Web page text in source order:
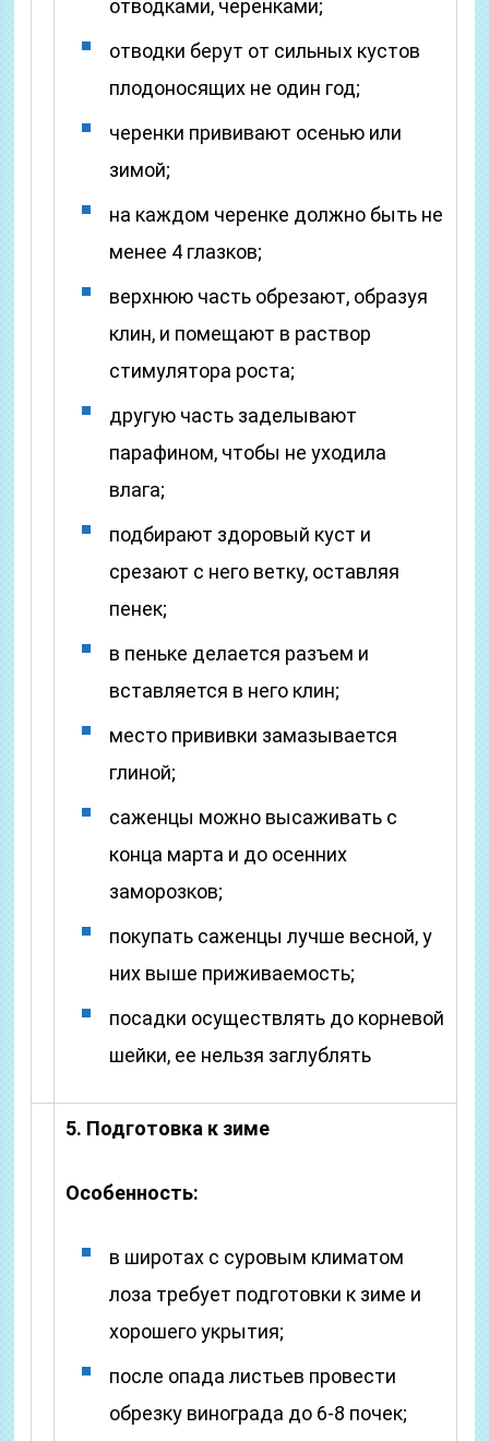
отводками, черенками;
отводки берут от сильных кустов
плодоносящих не один год;
черенки прививают осенью или
зимой;
на каждом черенке должно быть не
менее 4 глазков;
верхнюю часть обрезают, образуя
клин, и помещают в раствор
стимулятора роста;
другую часть заделывают
парафином, чтобы не уходила
влага;
подбирают здоровый куст и
срезают с него ветку, оставляя
пенек;
в пеньке делается разъем и
вставляется в него клин;
место прививки замазывается
глиной;
саженцы можно высаживать с
конца марта и до осенних
заморозков;
покупать саженцы лучше весной, у
них выше приживаемость;
посадки осуществлять до корневой
шейки, ее нельзя заглублять
5. Подготовка к зиме
Особенность:
в широтах с суровым климатом
лоза требует подготовки к зиме и
хорошего укрытия;
после опада листьев провести
обрезку винограда до 6-8 почек;